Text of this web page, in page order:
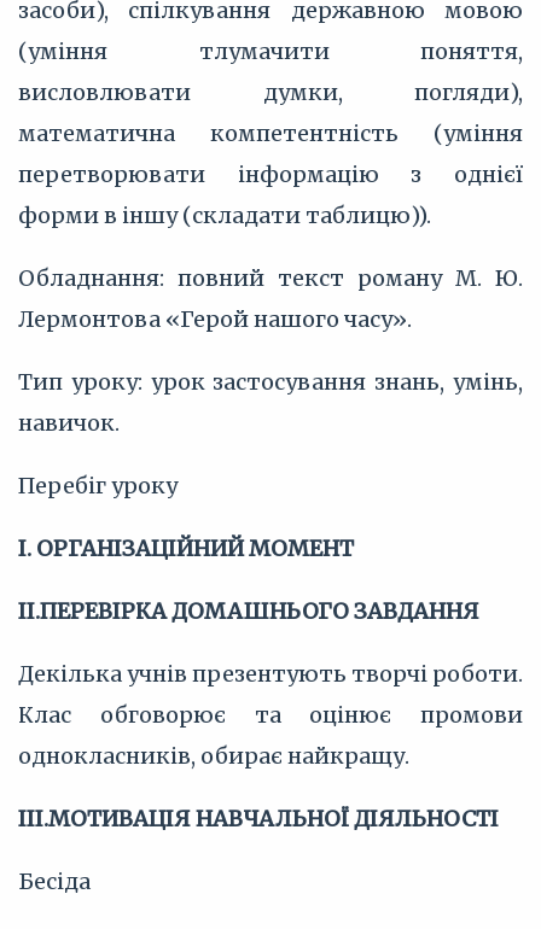
засоби), спілкування державною мовою
(уміння тлумачити поняття,
висловлювати думки, погляди),
математична компетентність (уміння
перетворювати інформацію з однієї
форми в іншу (складати таблицю)).
Обладнання: повний текст роману М. Ю.
Лермонтова «Герой нашого часу».
Тип уроку: урок застосування знань, умінь,
навичок.
Перебіг уроку
I. ОРГАНІЗАЦІЙНИЙ МОМЕНТ
II.ПЕРЕВІРКА ДОМАШНЬОГО ЗАВДАННЯ
Декілька учнів презентують творчі роботи.
Клас обговорює та оцінює промови
однокласників, обирає найкращу.
III.МОТИВАЦІЯ НАВЧАЛЬНОЇ ДІЯЛЬНОСТІ
Бесіда